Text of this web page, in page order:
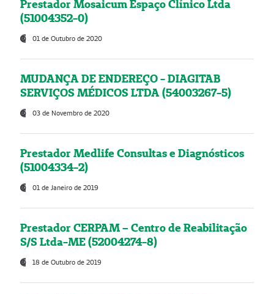
Prestador Mosaicum Espaço Clínico Ltda
(51004352-0)
01 de Outubro de 2020
MUDANÇA DE ENDEREÇO - DIAGITAB
SERVIÇOS MÉDICOS LTDA (54003267-5)
03 de Novembro de 2020
Prestador Medlife Consultas e Diagnósticos
(51004334-2)
01 de Janeiro de 2019
Prestador CERPAM – Centro de Reabilitação
S/S Ltda-ME (52004274-8)
18 de Outubro de 2019